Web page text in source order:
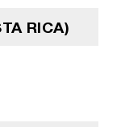
RICA)